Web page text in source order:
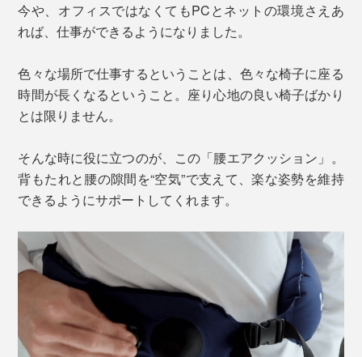
今や、オフィスではなくてもPCとネットの環境さえあ
れば、仕事ができるようになりました。
色々な場所で仕事するということは、色々な椅子に座る
時間が長くなるということ。座り心地の良い椅子ばかり
とは限りません。
そんな時に役に立つのが、この「腰エアクッション」。
背もたれと腰の隙間を“空気”で支えて、楽な姿勢を維持
できるようにサポートしてくれます。